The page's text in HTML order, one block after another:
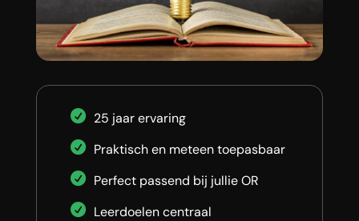
25 jaar ervaring
Praktisch en meteen toepasbaar
Perfect passend bij jullie OR
Leerdoelen centraal